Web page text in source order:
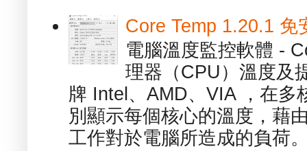
Core Temp 1.20.1 免
電腦溫度監控軟體 -
理器（CPU）溫度及
牌 Intel、AMD、VIA ，在多
別顯示每個核心的溫度，藉
工作對於電腦所造成的負荷